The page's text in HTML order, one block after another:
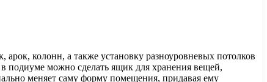
колонн, а также установку разноуровневых потолков
подиуме можно сделать ящик для хранения вещей,
меняет саму форму помещения, придавая ему